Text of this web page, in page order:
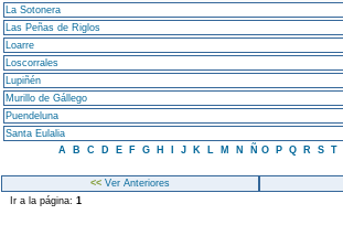
La Sotonera
Las Peñas de Riglos
Loarre
Loscorrales
Lupiñén
Murillo de Gállego
Puendeluna
Santa Eulalia
A
B C D E F G H J K L M N Ñ O P Q R S T
<<Ver Anteriores
Ir a la página: 1